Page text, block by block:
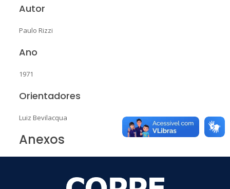
Autor
Paulo Rizzi
Ano
1971
Orientadores
Luiz Bevilacqua
Anexos